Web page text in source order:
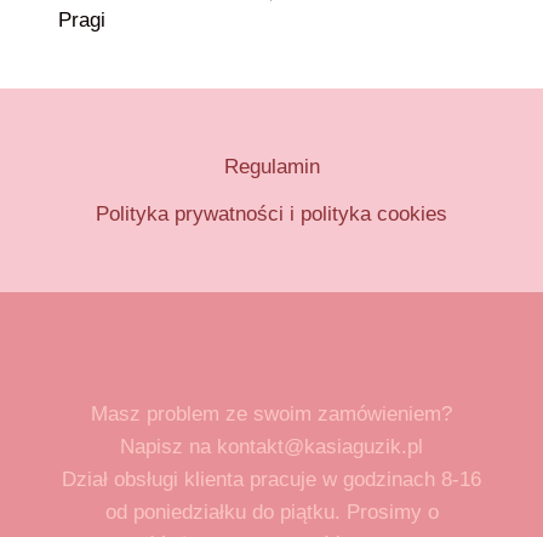
Pragi
Regulamin
Polityka prywatności i polityka cookies
Masz problem ze swoim zamówieniem?
Napisz na kontakt@kasiaguzik.pl
Dział obsługi klienta pracuje w godzinach 8-16
od poniedziałku do piątku. Prosimy o